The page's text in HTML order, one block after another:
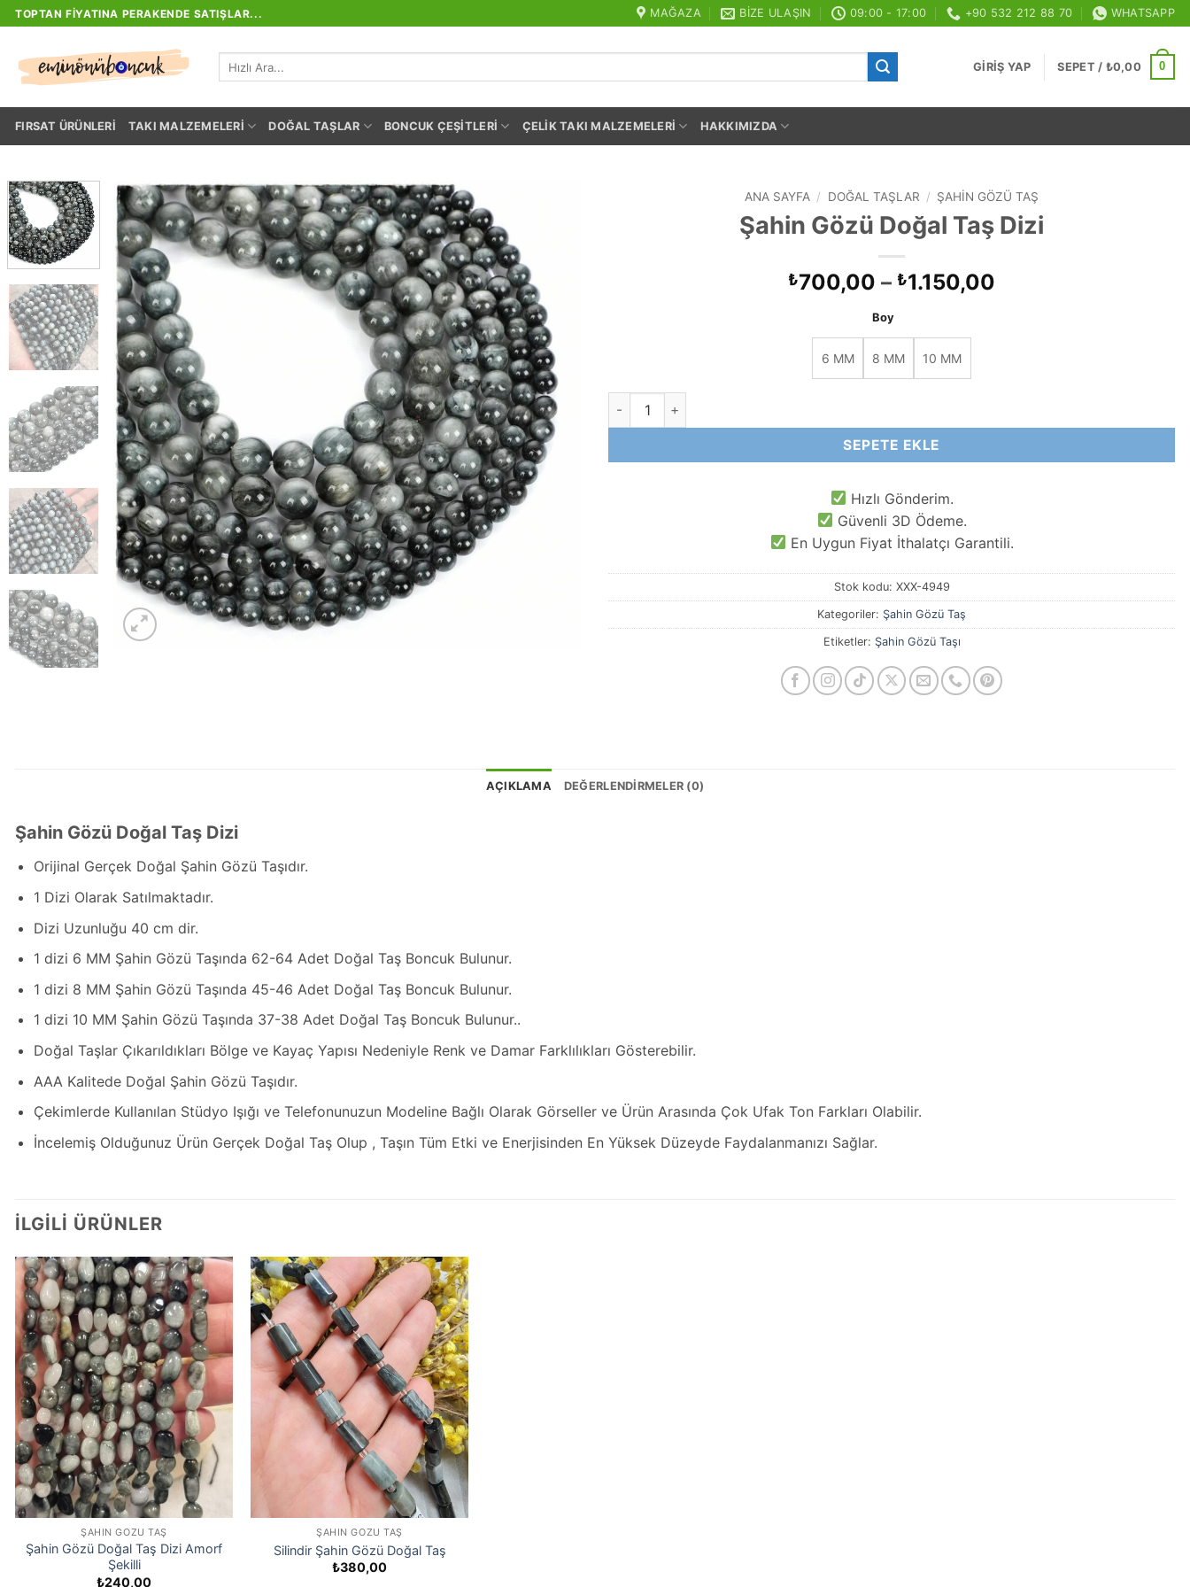
İçeriğe
atla
TOPTAN FIYATINA PERAKENDE SATIŞLAR... MAĞAZA BIZE ULAŞIN 09:00 - 17:00 +90 532 212 88 70 WHATSAPP
GIRIŞ YAP SEPET / ₺0,00 0
FIRSAT ÜRÜNLERI TAKI MALZEMELERI DOĞAL TAŞLAR BONCUK ÇEŞITLERI ÇELIK TAKI MALZEMELERI HAKKIMIZDA
ANA SAYFA / DOĞAL TAŞLAR / ŞAHIN GÖZÜ TAŞ
Şahin Gözü Doğal Taş Dizi
₺700,00 – ₺1.150,00
Boy
6 MM 8 MM 10 MM
Şahin Gözü Doğal Taş Dizi adet
SEPETE EKLE
Hızlı Gönderim.
Güvenli 3D Ödeme.
En Uygun Fiyat İthalatçı Garantili.
Stok kodu: XXX-4949
Kategoriler: Şahin Gözü Taş
Etiketler: Şahin Gözü Taşı
AÇIKLAMA DEĞERLENDIRMELER (0)
Şahin Gözü Doğal Taş Dizi
Orijinal Gerçek Doğal Şahin Gözü Taşıdır.
1 Dizi Olarak Satılmaktadır.
Dizi Uzunluğu 40 cm dir.
1 dizi 6 MM Şahin Gözü Taşında 62-64 Adet Doğal Taş Boncuk Bulunur.
1 dizi 8 MM Şahin Gözü Taşında 45-46 Adet Doğal Taş Boncuk Bulunur.
1 dizi 10 MM Şahin Gözü Taşında 37-38 Adet Doğal Taş Boncuk Bulunur..
Doğal Taşlar Çıkarıldıkları Bölge ve Kayaç Yapısı Nedeniyle Renk ve Damar Farklılıkları Gösterebilir.
AAA Kalitede Doğal Şahin Gözü Taşıdır.
Çekimlerde Kullanılan Stüdyo Işığı ve Telefonunuzun Modeline Bağlı Olarak Görseller ve Ürün Arasında Çok Ufak Ton Farkları Olabilir.
İncelemiş Olduğunuz Ürün Gerçek Doğal Taş Olup , Taşın Tüm Etki ve Enerjisinden En Yüksek Düzeyde Faydalanmanızı Sağlar.
İLGILI ÜRÜNLER
ŞAHIN GÖZÜ TAŞ
Şahin Gözü Doğal Taş Dizi Amorf
Şekilli
₺240,00
ŞAHIN GÖZÜ TAŞ
Silindir Şahin Gözü Doğal Taş
₺380,00